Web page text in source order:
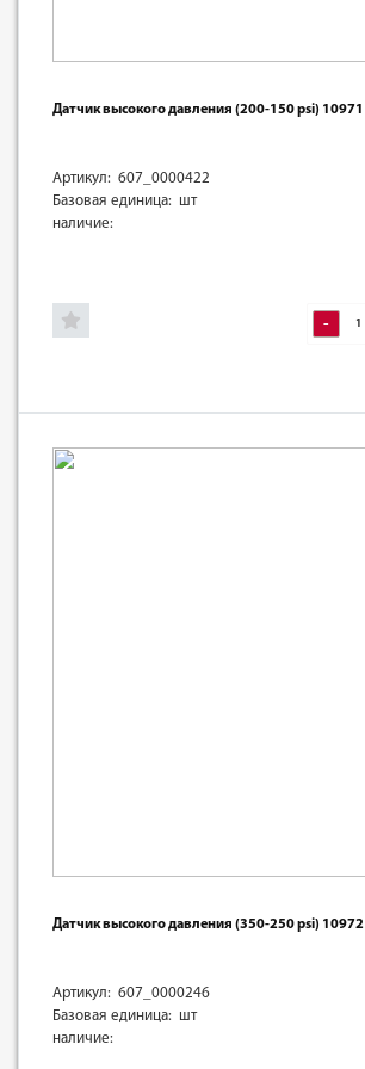
Датчик высокого давления (200-150 psi) 10971
Артикул: 607_0000422
Базовая единица: шт
наличие:
-
Датчик высокого давления (350-250 psi) 10972
Артикул: 607_0000246
Базовая единица: шт
наличие: